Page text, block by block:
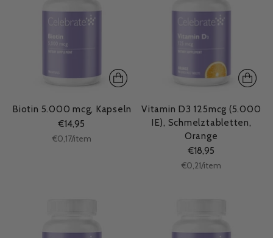
Biotin 5.000 mcg, Kapseln
€14,95
Stückpreis
€0,17/per
item
Vitamin D3 125mcg (5.000
IE), Schmelztabletten,
Orange
€18,95
Stückpreis
€0,21/per
item